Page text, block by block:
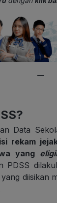
—
Data
rekam
yang
PDSS
diisikan